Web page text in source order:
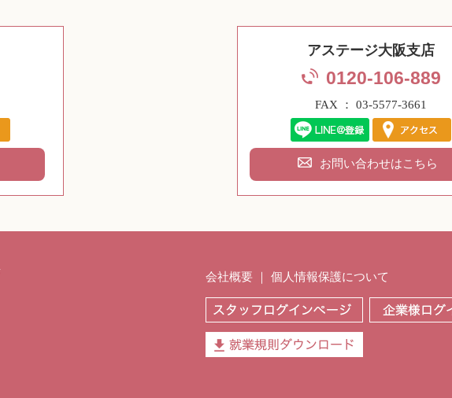
アステージ大阪支店
0120-106-889
FAX ： 03-5577-3661
お問い合わせはこちら
会社概要 ｜ 個人情報保護について